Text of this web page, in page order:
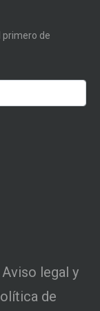
de
Aviso legal y
de